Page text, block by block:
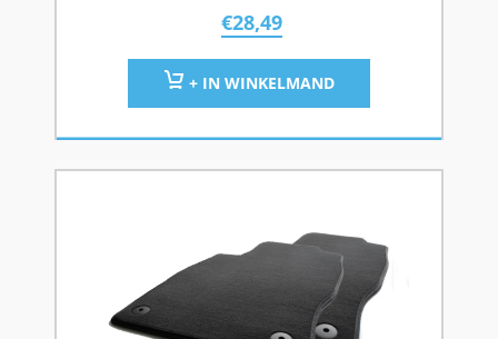
€28,49
+ IN WINKELMAND